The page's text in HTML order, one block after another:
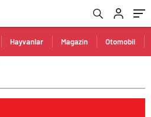
Hayvanlar Magazin Otomobil